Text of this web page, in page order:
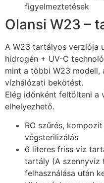
figyelmeztetések
Olansi W23 –
A W23 tartályos verziója
hidrogén + UV-C
mint a többi W23 modell,
vízhálózati bekötést.
Elég időnként feltölteni a
elhelyezhető.
RO szűrés,
végsterilizálás
6 literes friss víz
tartály (A
felhasználása után